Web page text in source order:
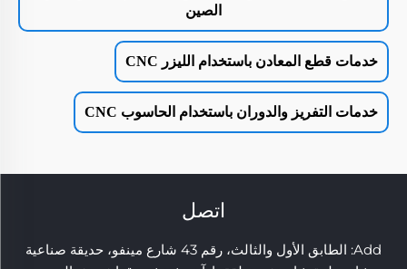
الصين
خدمات قطع المعادن باستخدام الليزر CNC
خدمات التفريز والدوران باستخدام الحاسوب CNC
اتصل
Add: الطابق الأول والثالث، رقم 43 شارع مينفو، حديقة صناعية